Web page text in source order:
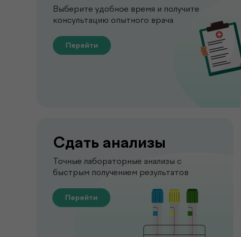
Выберите удобное время и получите
консультацию опытного врача
Сдать анализы
Точные лабораторные анализы с
быстрым получением результатов
Перейти
Перейти